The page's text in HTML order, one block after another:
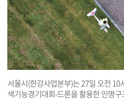
서울시(한강사업본부)는 27일 오전 10
색기능경기대회-드론을 활용한 인명